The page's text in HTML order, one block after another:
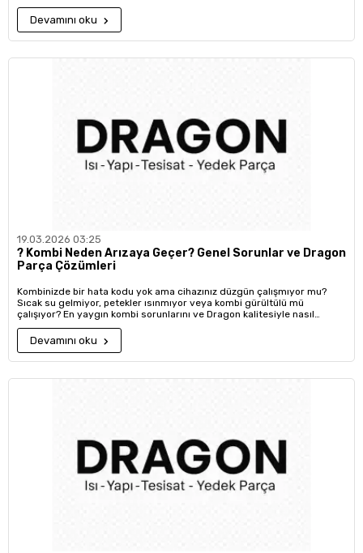
Devamını oku
19.03.2026 03:25
?️ Kombi Neden Arızaya Geçer? Genel Sorunlar ve Dragon
Parça Çözümleri
Kombinizde bir hata kodu yok ama cihazınız düzgün çalışmıyor mu?
Sıcak su gelmiyor, petekler ısınmıyor veya kombi gürültülü mü
çalışıyor? En yaygın kombi sorunlarını ve Dragon kalitesiyle nasıl
çözeceğinizi öğrenin.
Devamını oku